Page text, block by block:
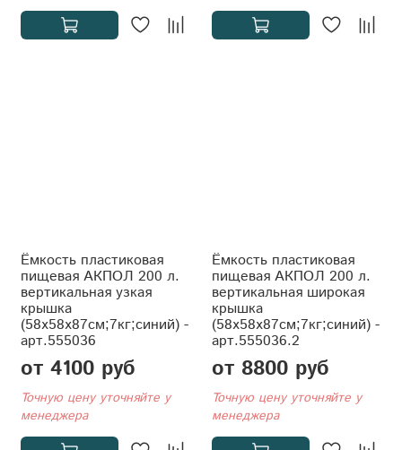
Ёмкость пластиковая
пищевая АКПОЛ 200 л.
вертикальная узкая
крышка
(58x58x87см;7кг;синий) -
арт.555036
от 4100 руб
Точную цену уточняйте у
менеджера
Ёмкость пластиковая
пищевая АКПОЛ 200 л.
вертикальная широкая
крышка
(58x58x87см;7кг;синий) -
арт.555036.2
от 8800 руб
Точную цену уточняйте у
менеджера